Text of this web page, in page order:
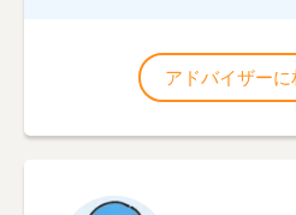
アドバイザーに